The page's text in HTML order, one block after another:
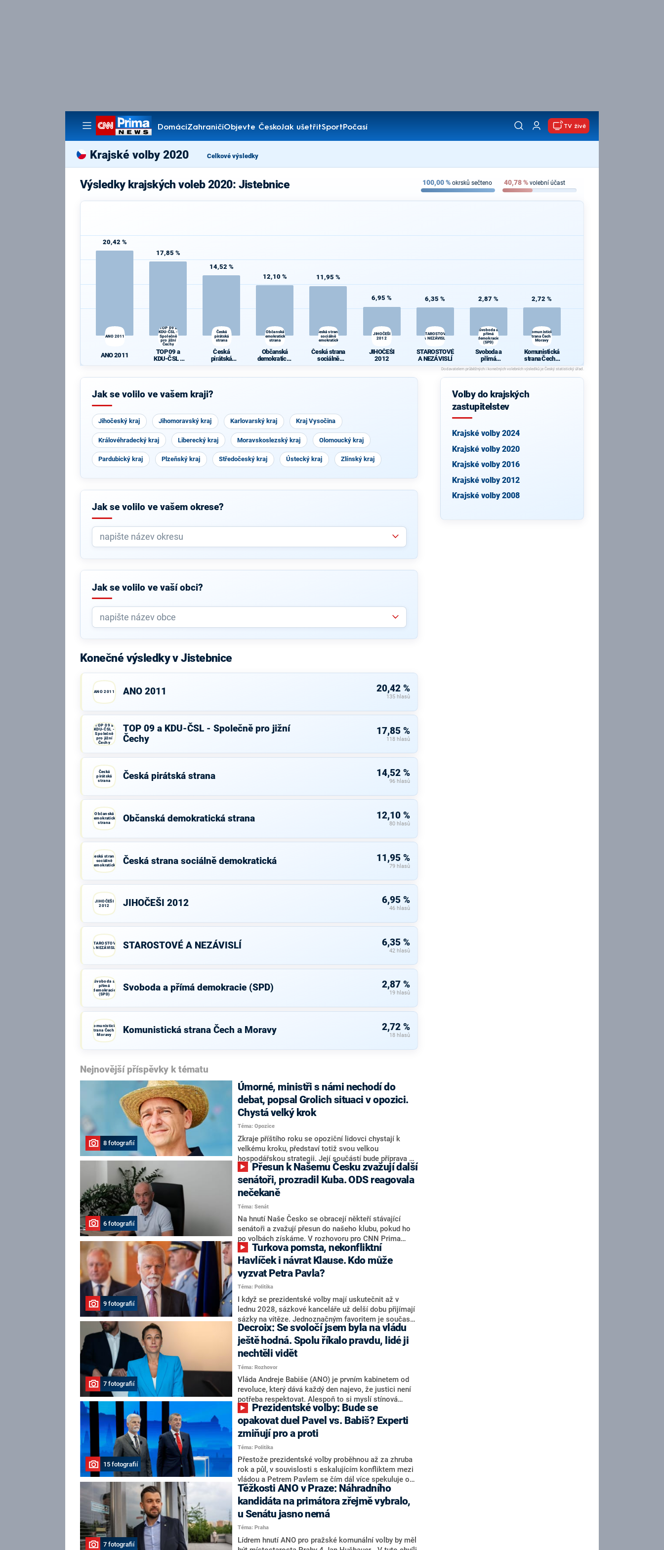
DomácíZahraničíObjevte ČeskoJak ušetřitSportPočasí
Pořady
TV živě
Krajské volby 2020 Celkové výsledky
Výsledky krajských voleb 2020: Jistebnice 100,00% okrsků sečteno 40,78% volební účast
20,42 %
ANO 2011
ANO 2011
17,85 %
TOP 09 a
KDU-ČSL -
Společně
pro jižní
Čechy
TOP 09 a
KDU-ČSL -
14,52 %
Česká
pirátská
strana
Česká
pirátská
12,10 %
Občanská
demokratická
strana
Občanská
demokratická
11,95 %
Česká strana
sociálně
demokratická
Česká strana
sociálně
6,95 %
JIHOČEŠI
2012
JIHOČEŠI
2012
6,35 %
STAROSTOVÉ
A NEZÁVISLÍ
STAROSTOVÉ
A NEZÁVISLÍ
2,87 %
Svoboda a
přímá
demokracie
(SPD)
Svoboda a
přímá
demokracie
(SPD)
2,72 %
Komunistická
strana Čech a
Moravy
Komunistická
strana Čech a
Moravy
Jak se volilo ve vašem kraji?
Jihočeský kraj Jihomoravský kraj Karlovarský kraj Kraj Vysočina
Královéhradecký kraj Liberecký kraj Moravskoslezský kraj Olomoucký kraj
Pardubický kraj Plzeňský kraj Středočeský kraj Ústecký kraj Zlínský kraj
Jak se volilo ve vašem okrese?
Jak se volilo ve vaší obci?
Konečné výsledky v Jistebnice
ANO 2011 ANO 2011 20,42 %
135 hlasů
TOP 09 a
KDU-ČSL -
Společně
pro jižní
Čechy
TOP 09 a KDU-ČSL - Společně pro jižní
Čechy
17,85 %
118 hlasů
Česká
pirátská
strana
Česká pirátská strana 14,52 %
96 hlasů
Občanská
demokratická
strana
Občanská demokratická strana 12,10 %
80 hlasů
Česká strana
sociálně
demokratická
Česká strana sociálně demokratická 11,95 %
79 hlasů
JIHOČEŠI
2012
JIHOČEŠI 2012 6,95 %
46 hlasů
STAROSTOVÉ
A NEZÁVISLÍ
STAROSTOVÉ A NEZÁVISLÍ 6,35 %
42 hlasů
Svoboda a
přímá
demokracie
(SPD)
Svoboda a přímá demokracie (SPD) 2,87 %
19 hlasů
Komunistická
strana Čech a
Moravy
Komunistická strana Čech a Moravy 2,72 %
18 hlasů
Nejnovější příspěvky k tématu
8 fotografií
Úmorné, ministři s námi nechodí do
debat, popsal Grolich situaci v opozici.
Chystá velký krok
Téma: Opozice
Zkraje příštího roku se opoziční lidovci chystají k
velkému kroku, představí totiž svou velkou
hospodářskou strategii. Její součástí bude příprava na
stárnutí populace, řekl ve středu na setkání s novináři
nový předseda lidovců Jan Grolich. Ten zároveň v
senátních volbách kandiduje ve Vyškově. Popsal i
aktivitu opozice, o níž vládní strany nebo političtí
komentátoři mluví jako o slabé a v defenzivě. „Je to
úmorná práce upozorňovat na chyby vlády. Ministři s
námi navíc nechodí do debat. Chceme ale ukazovat
svoje témata,“ odpověděl Grolich na dotaz CNN Prima
NEWS.
6 fotografií
senátoři, prozradil Kuba. ODS reagovala
nečekaně
Téma: Senát
Na hnutí Naše Česko se obracejí někteří stávající
senátoři a zvažují přesun do našeho klubu, pokud ho
po volbách získáme. V rozhovoru pro CNN Prima
NEWS to řekl zakladatel hnutí a jihočeský hejtman
Martin Kuba. Konkrétní nebyl, ale získat by takto mohl
například senátora Zdeňka Hrabu, který je dnes
součástí klubu ODS a TOP 09. Hraba to na dotaz
redakce nevyloučil. Předseda klubu senátorů ODS
Zdeněk Nytra redakci řekl, že počítá s odchodem
některých senátorů z klubu a že Naše Česko není
nepřítel, ale soupeř.
9 fotografií
Havlíček i návrat Klause. Kdo může
vyzvat Petra Pavla?
Téma: Politika
I když se prezidentské volby mají uskutečnit až v
lednu 2028, sázkové kanceláře už delší dobu přijímají
sázky na vítěze. Jednoznačným favoritem je současná
hlava státu Petr Pavel. Daleko za ním pak bookmakeři
zmiňují dva výrazné politiky ANO, tedy premiéra
Andreje Babiše a ministra průmyslu Karla Havlíčka.
Oblíbeným tipem samotných sázkařů je poslanec za
Motoristy Filip Turek. Politolog Jan Kubáček nicméně
o případné kandidatuře kohokoliv ze zmíněné trojice
značně pochybuje. Podle něj současná koalice dosud
nemá osobu, která by Pavlovi mohla konkurovat.
7 fotografií
Decroix: Se svoločí jsem byla na vládu
ještě hodná. Spolu říkalo pravdu, lidé ji
nechtěli vidět
Téma: Rozhovor
Vláda Andreje Babiše (ANO) je prvním kabinetem od
revoluce, který dává každý den najevo, že justici není
potřeba respektovat. Alespoň to si myslí stínová
ministryně spravedlnosti ODS Eva Decroix. V
rozhovoru pro CNN Prima NEWS si nebrala servítky
ohledně politického výkonu svého nástupce Jeronýma
Tejce (za ANO) či vládní zmocněnkyně pro lidská
práva Taťány Malé (ANO). Označením „svoloč“ na
adresu vlády prý byla ještě hodná. Decroix se také
vrátila k volební porážce koalice Spolu či promluvila o
hnutí Naše Česko Martina Kuby.
15 fotografií
opakovat duel Pavel vs. Babiš? Experti
zmiňují pro a proti
Téma: Politika
Přestože prezidentské volby proběhnou až za zhruba
rok a půl, v souvislosti s eskalujícím konfliktem mezi
vládou a Petrem Pavlem se čím dál více spekuluje o
tom, koho by do bitvy o Hrad mohla vyslat současná
koalice. Někteří političtí komentátoři znovu vytahují
jméno premiéra Andreje Babiše (ANO). Jak moc je
pravděpodobné, že se v prezidentských volbách 2028
bude znovu opakovat souboj z roku 2023?
7 fotografií
Těžkosti ANO v Praze: Náhradního
kandidáta na primátora zřejmě vybralo,
u Senátu jasno nemá
Téma: Praha
Lídrem hnutí ANO pro pražské komunální volby by měl
Volby do krajských
zastupitelstev
Krajské volby 2024
Krajské volby 2020
Krajské volby 2016
Krajské volby 2012
Krajské volby 2008